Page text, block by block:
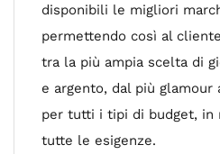
disponibili le migliori
permettendo così al
tra la più ampia scelta di
e argento, dal più glamour
per tutti i tipi di budget, in
tutte le esigenze.